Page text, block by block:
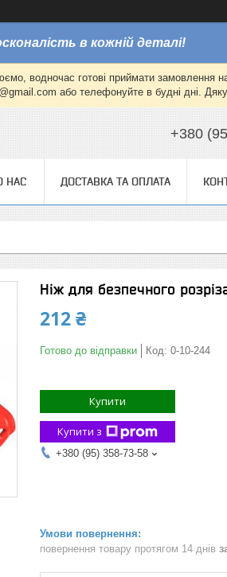
в кожній деталі!
водночас готові приймати замовлення
або телефонуйте в будні дні.
+380
НАС ДОСТАВКА ТА ОПЛАТА
Ніж для безпечного
212 ₴
Готово до відправки Код: 0-10-244
Купити
Купити з
+380 (95) 358-73-58
повернення товару протягом 14 днів